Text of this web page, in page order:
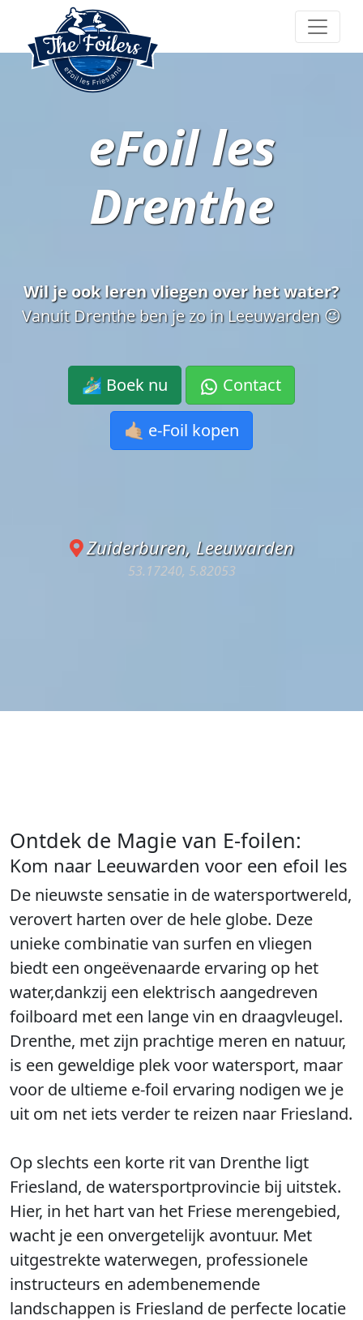
The Foilers
eFoil les
Drenthe
Wil je ook leren vliegen over het water?
Vanuit Drenthe ben je zo in Leeuwarden 😉
🏄🏼‍♂️ Boek nu Contact
🤙🏼 e-Foil kopen
Lesduur: 1,5 uur (ca. 45 min op het water)
Vanaf €149 privé / €85 p.p. duo
Locatie: Himpenser Wielen, Leeuwarden
Zuiderburen, Leeuwarden
53.17240, 5.82053
Ontdek de Magie van E-foilen:
Kom naar Leeuwarden voor een efoil les
De nieuwste sensatie in de watersportwereld,
verovert harten over de hele globe. Deze
unieke combinatie van surfen en vliegen
biedt een ongeëvenaarde ervaring op het
water,dankzij een elektrisch aangedreven
foilboard met een lange vin en draagvleugel.
Drenthe, met zijn prachtige meren en natuur,
is een geweldige plek voor watersport, maar
voor de ultieme e-foil ervaring nodigen we je
uit om net iets verder te reizen naar Friesland.
Op slechts een korte rit van Drenthe ligt
Friesland, de watersportprovincie bij uitstek.
Hier, in het hart van het Friese merengebied,
wacht je een onvergetelijk avontuur. Met
uitgestrekte waterwegen, professionele
instructeurs en adembenemende
landschappen is Friesland de perfecte locatie